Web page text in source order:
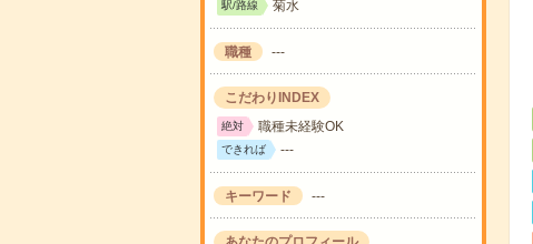
駅/路線 菊水
職種 ---
こだわりINDEX
絶対 職種未経験OK
できれば ---
キーワード ---